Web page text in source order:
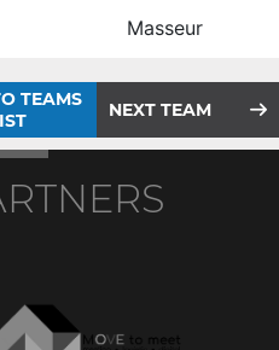
Masseur
TEAMS
NEXT TEAM